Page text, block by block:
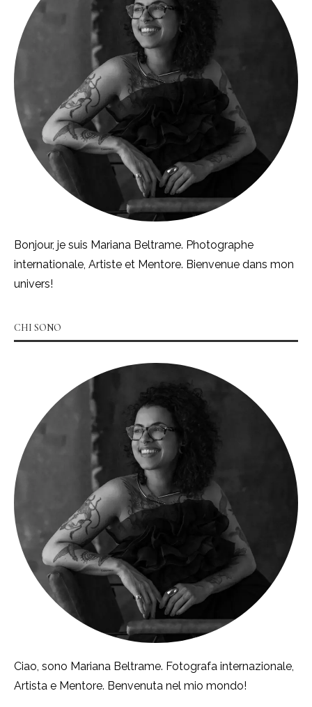
Bonjour, je suis Mariana Beltrame. Photographe
internationale, Artiste et Mentore. Bienvenue dans mon
univers!
CHI SONO
Ciao, sono Mariana Beltrame. Fotografa internazionale,
Artista e Mentore. Benvenuta nel mio mondo!